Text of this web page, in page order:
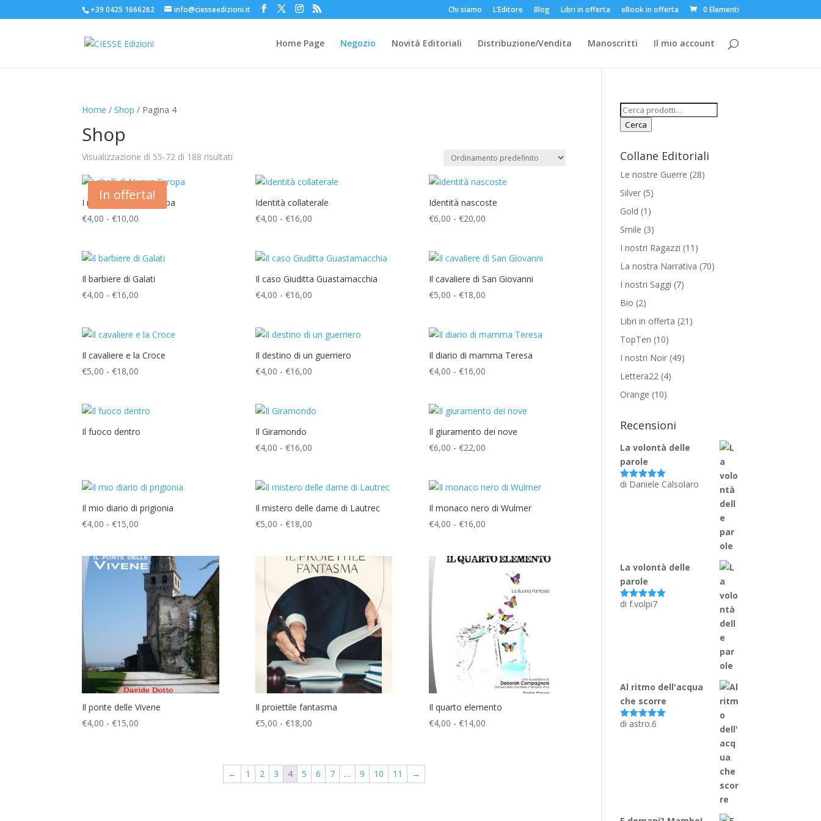
+39 0425 1666262 info@ciesseedizioni.it Chi siamo L’Editore Blog Libri in offerta eBook in offerta 0 Elementi
Home Page Negozio Novità Editoriali Distribuzione/Vendita Manoscritti Il mio account
Home /Shop / Pagina 4
Shop
Visualizzazione di 55-72 di 188 risultati
In offerta!
I ribelli di Nuova Europa
€4,00 - €10,00
da
€4,00
Identità collaterale
€4,00 - €16,00Fascia
da
€4,00
Identità nascoste
€6,00 - €20,00Fascia
da
€6,00
Il barbiere di Galati
€4,00 - €16,00
da
€4,00
Il caso Giuditta Guastamacchia
€4,00 - €16,00Fascia
da
a
Il cavaliere di San Giovanni
€5,00 - €18,00Fascia
da
€5,00
Il cavaliere e la Croce
€5,00 - €18,00
da
Il destino di un guerriero
€4,00 - €16,00Fascia
da
Il diario di mamma Teresa
€4,00 - €16,00Fascia
da
€4,00
Il fuoco dentro
Il Giramondo
€4,00 - €16,00Fascia
da
€4,00
Il giuramento dei nove
€6,00 - €22,00Fascia
da
€6,00
Il mio diario di prigionia
€4,00 - €15,00
da
€4,00
€15,00
Il mistero delle dame di Lautrec
€5,00 - €18,00Fascia
da
€5,00
Il monaco nero di Wulmer
€4,00 - €16,00Fascia
da
€16,00
Il ponte delle Vivene
€4,00 - €15,00
Il proiettile fantasma
€5,00 - €18,00Fascia
da
€5,00
Il quarto elemento
€4,00 - €14,00Fascia
← 1 2 3 4 5 6 7 … 9 10 11 →
Cerca:
Cerca
Collane Editoriali
Le nostre Guerre (28)
Silver (5)
Gold (1)
Smile (3)
I nostri Ragazzi (11)
La nostra Narrativa (70)
I nostri Saggi (7)
Bio (2)
Libri in offerta (21)
TopTen (10)
I nostri Noir (49)
Lettera22 (4)
Orange (10)
Recensioni
La volontà delle
parole
Valutato5
di Daniele Calsolaro
La volontà delle
parole
Valutato 5
di f.volpi7
Al ritmo dell'acqua
che scorre
Valutato5
di astro.6